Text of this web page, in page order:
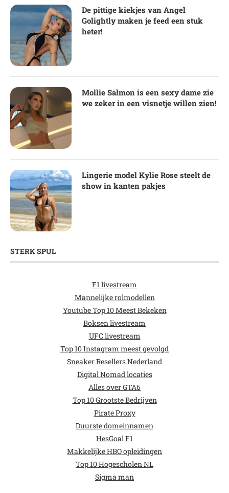
De pittige kiekjes van Angel
Golightly maken je feed een stuk
heter!
Mollie Salmon is een sexy dame zie
we zeker in een visnetje willen zien!
Lingerie model Kylie Rose steelt de
show in kanten pakjes
STERK SPUL
F1 livestream
Mannelijke rolmodellen
Youtube Top 10 Meest Bekeken
Boksen livestream
UFC livestream
Top 10 Instagram meest gevolgd
Sneaker Resellers Nederland
Digital Nomad locaties
Alles over GTA6
Top 10 Grootste Bedrijven
Pirate Proxy
Duurste domeinnamen
HesGoal F1
Makkelijke HBO opleidingen
Top 10 Hogescholen NL
Sigma man